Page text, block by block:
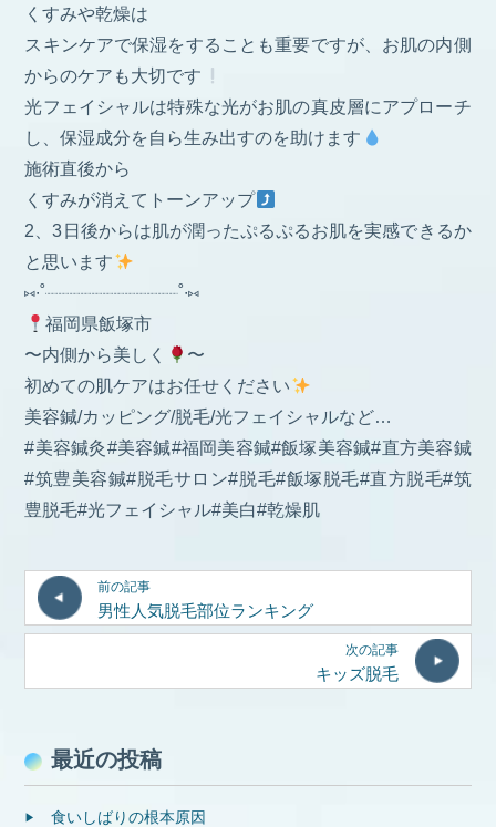
くすみや乾燥は
スキンケアで保湿をすることも重要ですが、お肌の内側
からのケアも大切です
光フェイシャルは特殊な光がお肌の真皮層にアプローチ
し、保湿成分を自ら生み出すのを助けます
施術直後から
くすみが消えてトーンアップ
2、3日後からは肌が潤ったぷるぷるお肌を実感できるか
と思います
⑅∙˚┈┈┈┈┈┈┈┈┈┈┈┈˚∙⑅
福岡県飯塚市
〜内側から美しく
〜
初めての肌ケアはお任せください
美容鍼/カッピング/脱毛/光フェイシャルなど…
#美容鍼灸#美容鍼#福岡美容鍼#飯塚美容鍼#直方美容鍼
#筑豊美容鍼#脱毛サロン#脱毛#飯塚脱毛#直方脱毛#筑
豊脱毛#光フェイシャル#美白#乾燥肌
前の記事
男性人気脱毛部位ランキング
次の記事
キッズ脱毛
最近の投稿
食いしばりの根本原因